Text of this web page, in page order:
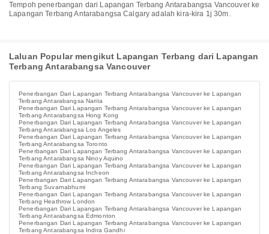
Tempoh penerbangan dari Lapangan Terbang Antarabangsa Vancouver ke
Lapangan Terbang Antarabangsa Calgary adalah kira-kira 1j 30m.
Laluan Popular mengikut Lapangan Terbang dari Lapangan
Terbang Antarabangsa Vancouver
Penerbangan Dari Lapangan Terbang Antarabangsa Vancouver ke Lapangan
Terbang Antarabangsa Narita
Penerbangan Dari Lapangan Terbang Antarabangsa Vancouver ke Lapangan
Terbang Antarabangsa Hong Kong
Penerbangan Dari Lapangan Terbang Antarabangsa Vancouver ke Lapangan
Terbang Antarabangsa Los Angeles
Penerbangan Dari Lapangan Terbang Antarabangsa Vancouver ke Lapangan
Terbang Antarabangsa Toronto
Penerbangan Dari Lapangan Terbang Antarabangsa Vancouver ke Lapangan
Terbang Antarabangsa Ninoy Aquino
Penerbangan Dari Lapangan Terbang Antarabangsa Vancouver ke Lapangan
Terbang Antarabangsa Incheon
Penerbangan Dari Lapangan Terbang Antarabangsa Vancouver ke Lapangan
Terbang Suvarnabhumi
Penerbangan Dari Lapangan Terbang Antarabangsa Vancouver ke Lapangan
Terbang Heathrow London
Penerbangan Dari Lapangan Terbang Antarabangsa Vancouver ke Lapangan
Terbang Antarabangsa Edmonton
Penerbangan Dari Lapangan Terbang Antarabangsa Vancouver ke Lapangan
Terbang Antarabangsa Indira Gandhi